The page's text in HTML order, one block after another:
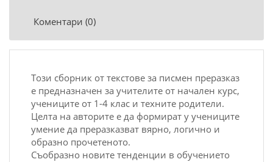
Коментари (0)
Този сборник от текстове за писмен преразказ
е предназначен за учителите от начален курс,
учениците от 1-4 клас и техните родители.
Целта на авторите е да формират у учениците
умение да преразказват вярно, логично и
образно прочетеното.
Съобразно новите тенденции в обучението